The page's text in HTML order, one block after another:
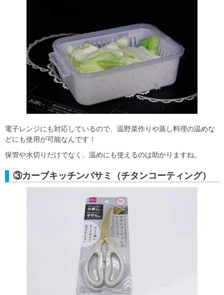
電子レンジにも対応しているので、温野菜作りや蒸し料理の温めな
どにも使用が可能なんです！
保管や水切りだけでなく、温めにも使えるのは助かりますね。
③カーブキッチンバサミ（チタンコーティング）